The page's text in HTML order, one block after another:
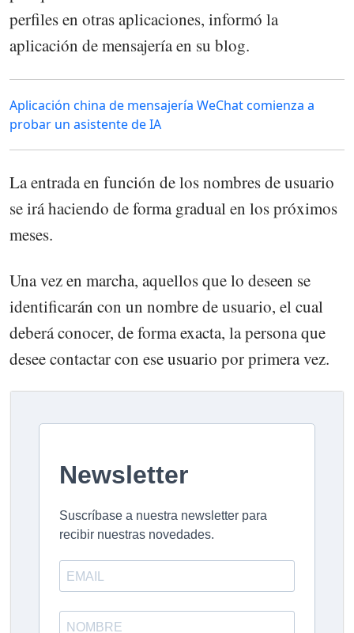
perfiles en otras aplicaciones, informó la
aplicación de mensajería en su blog.
Aplicación china de mensajería WeChat comienza a
probar un asistente de IA
La entrada en función de los nombres de usuario
se irá haciendo de forma gradual en los próximos
meses.
Una vez en marcha, aquellos que lo deseen se
identificarán con un nombre de usuario, el cual
deberá conocer, de forma exacta, la persona que
desee contactar con ese usuario por primera vez.